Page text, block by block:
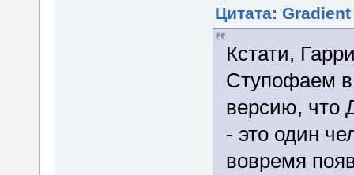
Цитата:
Кстати,
Ступофаем в
версию, что
- это один
вовремя